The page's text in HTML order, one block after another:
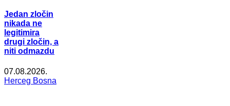
Jedan zločin
nikada ne
legitimira
drugi zločin, a
niti odmazdu
07.08.2026.
Herceg Bosna